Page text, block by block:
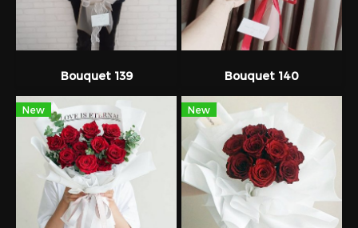
Bouquet 139 Bouquet 140
New New